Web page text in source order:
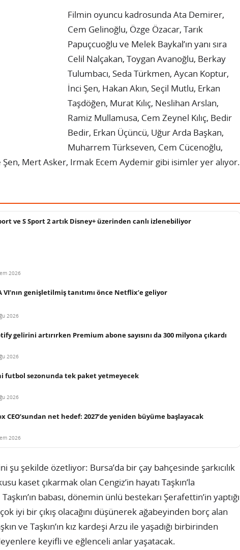
Filmin oyuncu kadrosunda Ata Demirer,
Cem Gelinoğlu, Özge Özacar, Tarık
Papuçcuoğlu ve Melek Baykal’ın yanı sıra
Celil Nalçakan, Toygan Avanoğlu, Berkay
Tulumbacı, Seda Türkmen, Aycan Koptur,
İnci Şen, Hakan Akın, Seçil Mutlu, Erkan
Taşdöğen, Murat Kılıç, Neslihan Arslan,
Ramiz Mullamusa, Cem Zeynel Kılıç, Bedir
Bedir, Erkan Üçüncü, Uğur Arda Başkan,
Muharrem Türkseven, Cem Cücenoğlu,
Mert Asker, Irmak Ecem Aydemir gibi isimler yer alıyor.
ve S Sport 2 artık Disney+ üzerinden canlı izlenebiliyor
2026
VI’nın genişletilmiş tanıtımı önce Netflix’e geliyor
2026
gelirini artırırken Premium abone sayısını da 300 milyona çıkardı
2026
futbol sezonunda tek paket yetmeyecek
2026
CEO’sundan net hedef: 2027’de yeniden büyüme başlayacak
2026
şu şekilde özetliyor: Bursa’da bir çay bahçesinde şarkıcılık
kaset çıkarmak olan Cengiz’in hayatı Taşkın’la
babası, dönemin ünlü bestekarı Şerafettin’in yaptığı
iyi bir çıkış olacağını düşünerek ağabeyinden borç alan
ve Taşkın’ın kız kardeşi Arzu ile yaşadığı birbirinden
keyifli ve eğlenceli anlar yaşatacak.